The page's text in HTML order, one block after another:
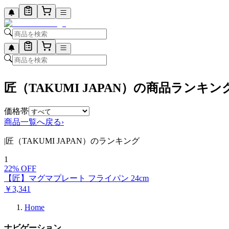
匠（TAKUMI JAPAN）の商品ランキン
価格帯
商品一覧へ戻る›
|匠（TAKUMI JAPAN）のランキング
1
22% OFF
【匠】マグマプレート フライパン 24cm
￥3,341
Home